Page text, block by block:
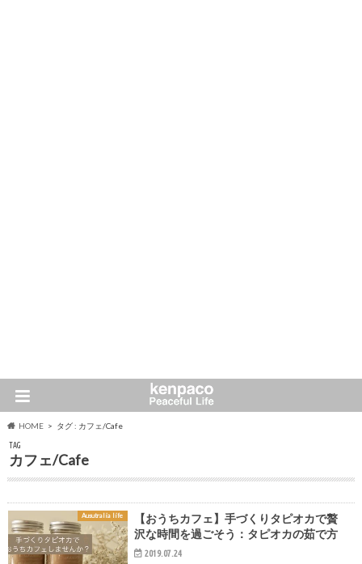
HOME タグ : カフェ/Cafe
TAG
カフェ/Cafe
Ausutralia life
【おうちカフェ】手づくりタピオカで贅
沢な時間を過ごそう：タピオカの茹で方
2019.07.24